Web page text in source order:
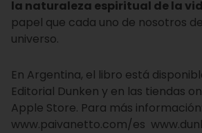
la naturaleza espiritual de la
papel que cada uno de nosotros
universo.
En Argentina, el libro está
Editorial Dunken y en las tiendas
Apple Store. Para más información:
www.paivanetto.com/es